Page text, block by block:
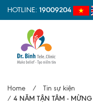
HOTLINE: 19009204
Home /
Tin sự kiện
/ 4 NĂM TẬN TÂM -